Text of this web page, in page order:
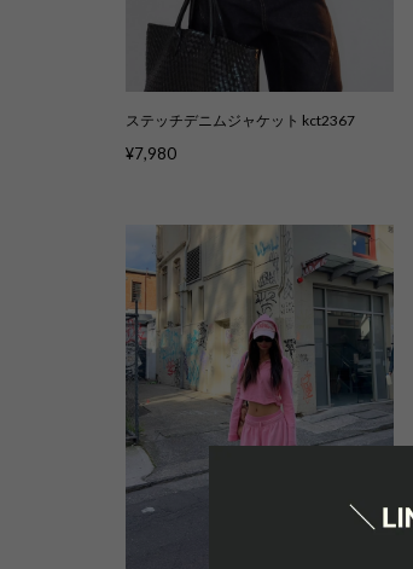
ステッチデニムジャケット kct2367
¥7,980